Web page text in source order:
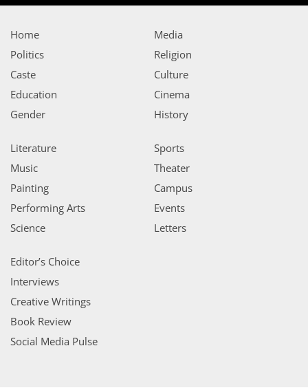
Home
Politics
Caste
Education
Gender
Media
Religion
Culture
Cinema
History
Literature
Music
Painting
Performing Arts
Science
Sports
Theater
Campus
Events
Letters
Editor’s Choice
Interviews
Creative Writings
Book Review
Social Media Pulse